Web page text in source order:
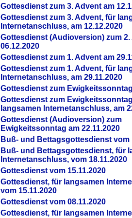
Gottesdienst zum 3. Advent am
Gottesdienst zum 3. Advent, für
Internetanschluss, am 12.12.2020
Gottesdienst (Audioversion) zum 2.
06.12.2020
Gottesdienst zum 1. Advent am
Gottesdienst zum 1. Advent, für
Internetanschluss, am 29.11.2020
Gottesdienst zum
Gottesdienst zum
langsamen Internetanschluss, am
Gottesdienst (Audioversion) zum
Ewigkeitssonntag am 22.11.2020
Buß- und Bettagsgottesdienst vom
Buß- und Bettagsgottesdienst, für
Internetanschluss, vom 18.11.2020
Gottesdienst vom 15.11.2020
Gottesdienst, für langsamen
vom 15.11.2020
Gottesdienst vom 08.11.2020
Gottesdienst, für langsamen